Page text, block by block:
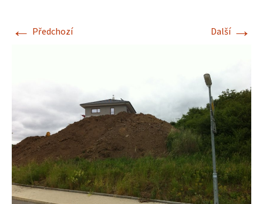
← Předchozí Další →